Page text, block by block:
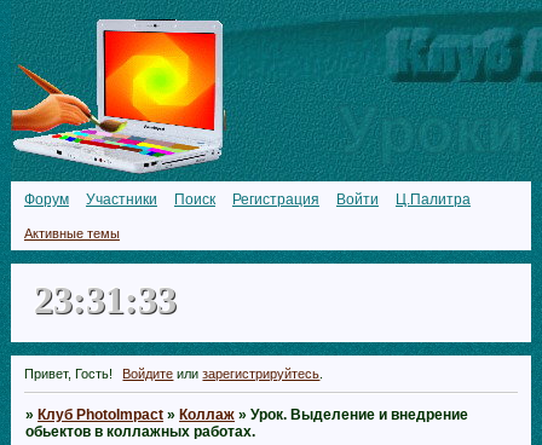
Форум Участники Поиск Регистрация Войти Ц.Палитра
Активные темы
23:31:34
Привет, Гость! Войдите илизарегистрируйтесь
»Клуб PhotoImpact »Коллаж »Урок. Выделение и внедрение
обьектов в коллажных работах.